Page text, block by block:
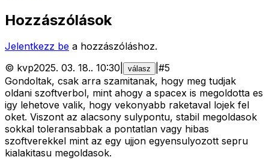
Hozzászólások
Jelentkezz be a hozzászóláshoz.
© kvp2025. 03. 18.. 10:30 válasz #5
Gondoltak, csak arra szamitanak, hogy meg tudjak
oldani szoftverbol, mint ahogy a spacex is megoldotta es
igy lehetove valik, hogy vekonyabb raketaval lojek fel
oket. Viszont az alacsony sulypontu, stabil megoldasok
sokkal toleransabbak a pontatlan vagy hibas
szoftverekkel mint az egy ujjon egyensulyozott sepru
kialakitasu megoldasok.